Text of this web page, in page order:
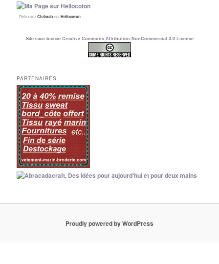
RetrouvezChristalxsurHellocoton
Site sous licence Creative Commons Attribution-NonCommercial 3.0 License
PARTENAIRES
Proudly powered by WordPress